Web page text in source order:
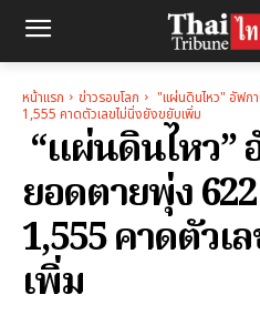
หน้าแรก ข่าวรอบโลก
"แผ่นดินไหว" อัฟก
1,555 คาดตัวเลขไม่นิ่งยังขยับเพิ่ม
“แผ่นดินไหว”
ยอดตายพุ่ง
1,555 คาดตัวเ
เพิ่ม